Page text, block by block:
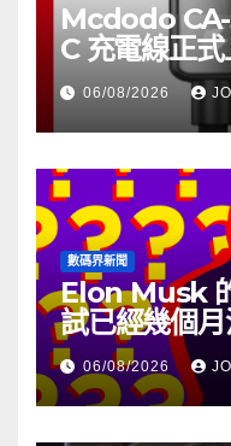
Mcdodo
C 充電線正
06/08/2026
數碼界新聞
Elon Musk
試已經幾個
06/08/2026